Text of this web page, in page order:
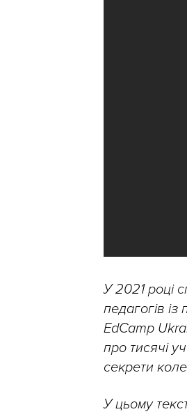
У 2021 році
педагогів
EdCamp
про тисячі
секрети
У цьому